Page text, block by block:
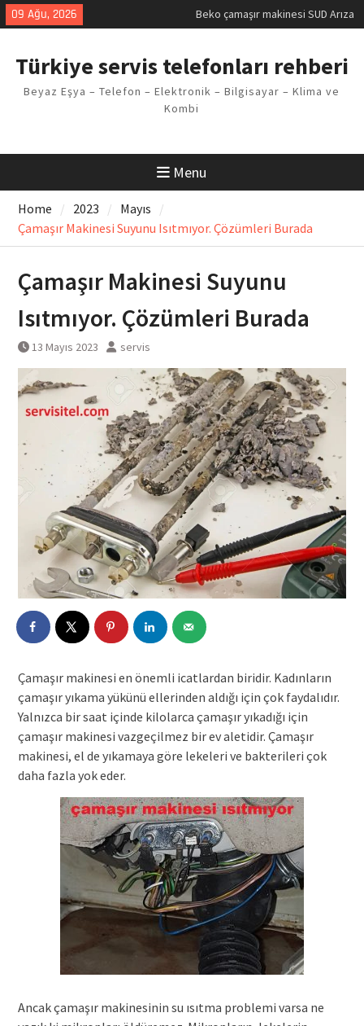
Skip
to
09 Ağu, 2026
Beko çamaşır makinesi SUD Arıza
Kodu
Kodu
Arızası Çözümü
E02 Arıza Kodu Regal kombi
Viessmann kombi F3 Hatası
Çözüm Yöntemleri
Türkiye servis telefonları rehberi
Beyaz Eşya – Telefon – Elektronik – Bilgisayar – Klima ve
Kombi
Menu
Home 2023
Mayıs
Çamaşır Makinesi Suyunu Isıtmıyor. Çözümleri Burada
Çamaşır Makinesi Suyunu
Isıtmıyor. Çözümleri Burada
13 Mayıs 2023 servis
Çamaşır makinesi en önemli icatlardan biridir. Kadınların
çamaşır yıkama yükünü ellerinden aldığı için çok faydalıdır.
Yalnızca bir saat içinde kilolarca çamaşır yıkadığı için
çamaşır makinesi vazgeçilmez bir ev aletidir. Çamaşır
makinesi, el de yıkamaya göre lekeleri ve bakterileri çok
daha fazla yok eder.
Ancak çamaşır makinesinin su ısıtma problemi varsa ne